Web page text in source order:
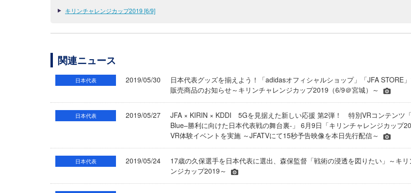
キリンチャレンジカップ2019 [6/9]
関連ニュース
日本代表 2019/05/30
日本代表グッズを揃えよう！「adidasオフィシャルショップ」「JFA STORE
販売商品のお知らせ～キリンチャレンジカップ2019（6/9＠宮城）～
日本代表 2019/05/27
JFA × KIRIN × KDDI 5Gを見据えた新しい応援 第2弾！ 特別VRコンテンツ
Blue–勝利に向けた日本代表戦の舞台裏-」 6月9日「キリンチャレンジカップ
VR体験イベントを実施 ～JFATVにて15秒予告映像を本日先行配信～
日本代表 2019/05/24
17歳の久保選手を日本代表に選出、森保監督「戦術の浸透を図りたい」～キリ
ンジカップ2019～